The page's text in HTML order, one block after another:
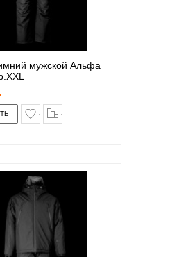
мужской Альфа
в закладки